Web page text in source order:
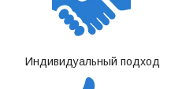
Индивидуальный подход